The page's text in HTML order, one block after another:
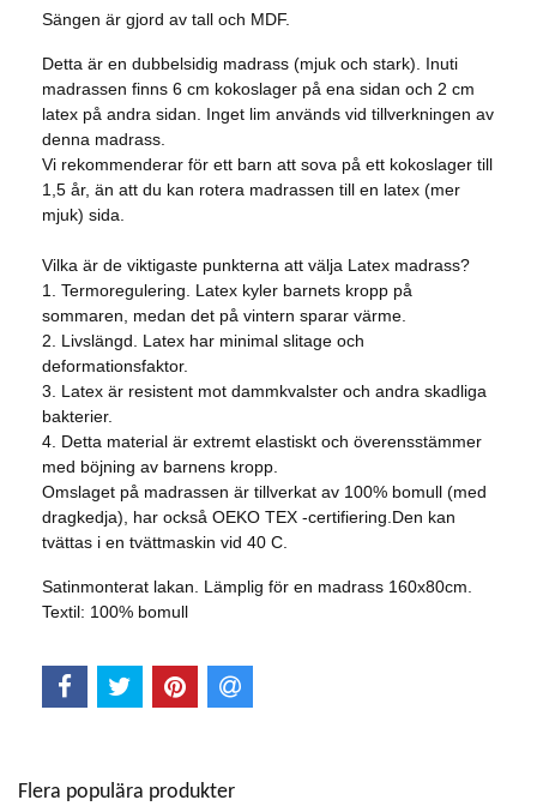
Sängen är gjord av tall och MDF.
Detta är en dubbelsidig madrass (mjuk och stark). Inuti
madrassen finns 6 cm kokoslager på ena sidan och 2 cm
latex på andra sidan. Inget lim används vid tillverkningen av
denna madrass.
Vi rekommenderar för ett barn att sova på ett kokoslager till
1,5 år, än att du kan rotera madrassen till en latex (mer
mjuk) sida.
Vilka är de viktigaste punkterna att välja Latex madrass?
1. Termoregulering. Latex kyler barnets kropp på
sommaren, medan det på vintern sparar värme.
2. Livslängd. Latex har minimal slitage och
deformationsfaktor.
3. Latex är resistent mot dammkvalster och andra skadliga
bakterier.
4. Detta material är extremt elastiskt och överensstämmer
med böjning av barnens kropp.
Omslaget på madrassen är tillverkat av 100% bomull (med
dragkedja), har också OEKO TEX -certifiering.Den kan
tvättas i en tvättmaskin vid 40 C.
Satinmonterat lakan. Lämplig för en madrass 160x80cm.
Textil: 100% bomull
Flera populära produkter